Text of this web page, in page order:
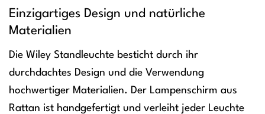
Einzigartiges Design und natürliche
Materialien
Die Wiley Standleuchte besticht durch ihr
durchdachtes Design und die Verwendung
hochwertiger Materialien. Der Lampenschirm aus
Rattan ist handgefertigt und verleiht jeder Leuchte